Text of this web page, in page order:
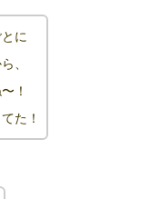
に
、
！
た！